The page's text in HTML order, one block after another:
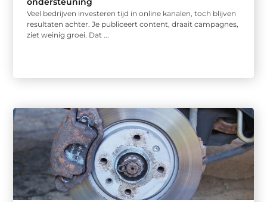
Veel bedrijven investeren tijd in online kanalen, toch blijven
resultaten achter. Je publiceert content, draait campagnes,
ziet weinig groei. Dat ...